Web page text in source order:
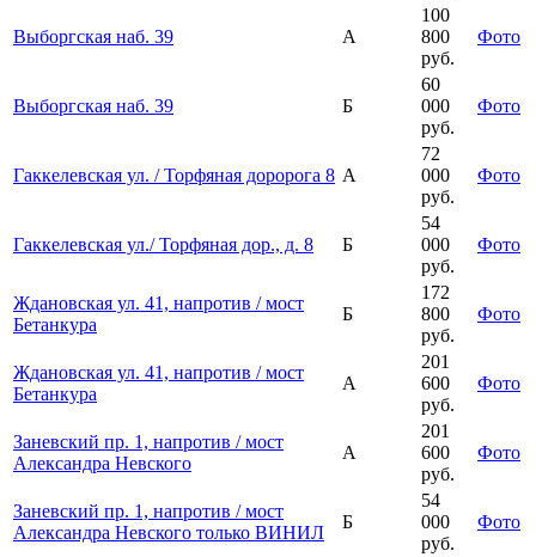
Выборгская наб. 39 А
100
800
руб.
Фото
Выборгская наб. 39 Б
60
000
руб.
Фото
Гаккелевская ул. / Торфяная доророга 8 А
72
000
руб.
Фото
Гаккелевская ул./ Торфяная дор., д. 8 Б
54
000
руб.
Фото
Ждановская ул. 41, напротив / мост
Бетанкура
Б
172
800
руб.
Фото
Ждановская ул. 41, напротив / мост
Бетанкура
А
201
600
руб.
Фото
Заневский пр. 1, напротив / мост
Александра Невского
А
201
600
руб.
Фото
Заневский пр. 1, напротив / мост
Александра Невского только ВИНИЛ
Б
54
000
руб.
Фото